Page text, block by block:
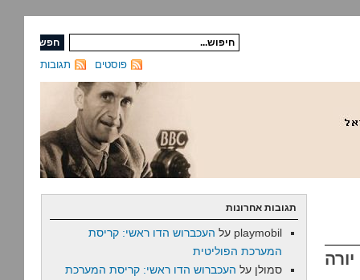
תגובות פוסטים
תגובות אחרונות
playmobil על העכברוש הדו ראשי: קריסת
המערכת הפוליטית
סמולן על העכברוש הדו ראשי: קריסת המערכת